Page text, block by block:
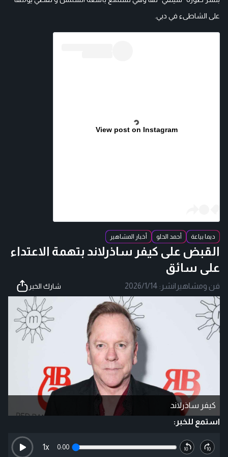
على الشاطىء في دبي.
View post on Instagram
ديما بياعة أحمد الحلو أخبار المشاهير
القبض على كيفر ساذرلاند بتهمة الاعتداء
على سائق
فن ومشاهير |نشر: 2026/1/14 شارك الخبر
كيفر ساذرلاند
استمع للخبر:
0:00
1x